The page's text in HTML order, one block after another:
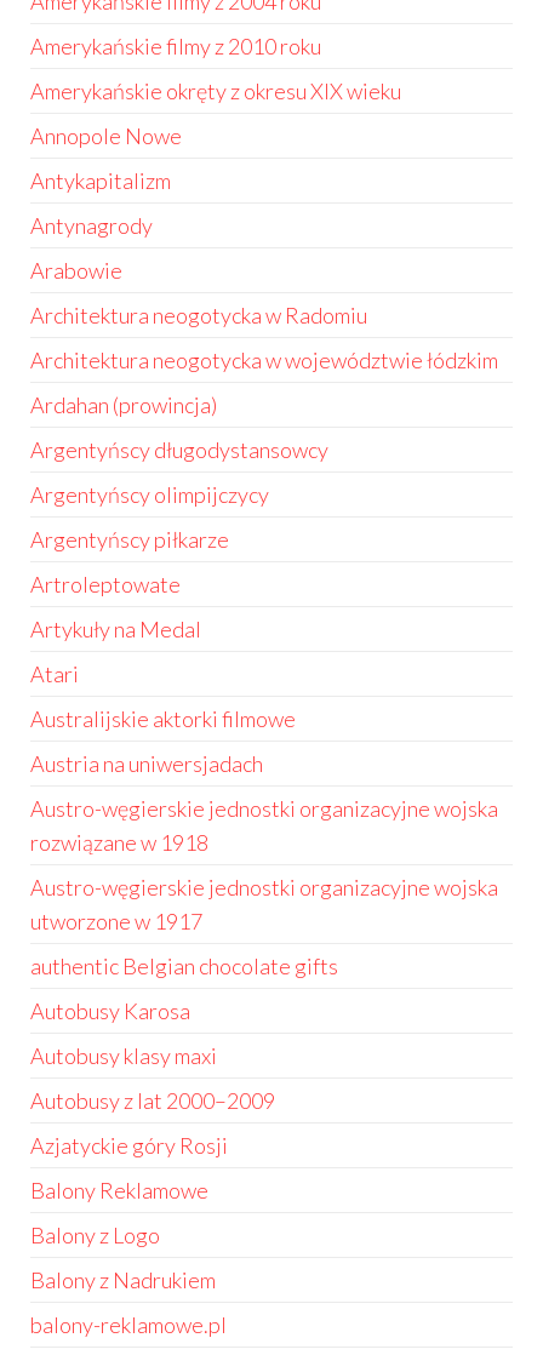
Amerykańskie filmy z 2010 roku
Amerykańskie okręty z okresu XIX wieku
Annopole Nowe
Antykapitalizm
Antynagrody
Arabowie
Architektura neogotycka w Radomiu
Architektura neogotycka w województwie łódzkim
Ardahan (prowincja)
Argentyńscy długodystansowcy
Argentyńscy olimpijczycy
Argentyńscy piłkarze
Artroleptowate
Artykuły na Medal
Atari
Australijskie aktorki filmowe
Austria na uniwersjadach
Austro-węgierskie jednostki organizacyjne wojska
rozwiązane w 1918
Austro-węgierskie jednostki organizacyjne wojska
utworzone w 1917
authentic Belgian chocolate gifts
Autobusy Karosa
Autobusy klasy maxi
Autobusy z lat 2000–2009
Azjatyckie góry Rosji
Balony Reklamowe
Balony z Logo
Balony z Nadrukiem
balony-reklamowe.pl